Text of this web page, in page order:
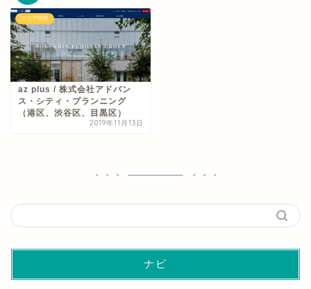
エリア特化
az plus / 株式会社アドバン
ス・シティ・プランニング
（港区、渋谷区、目黒区）
2019年11月13日
ナビ